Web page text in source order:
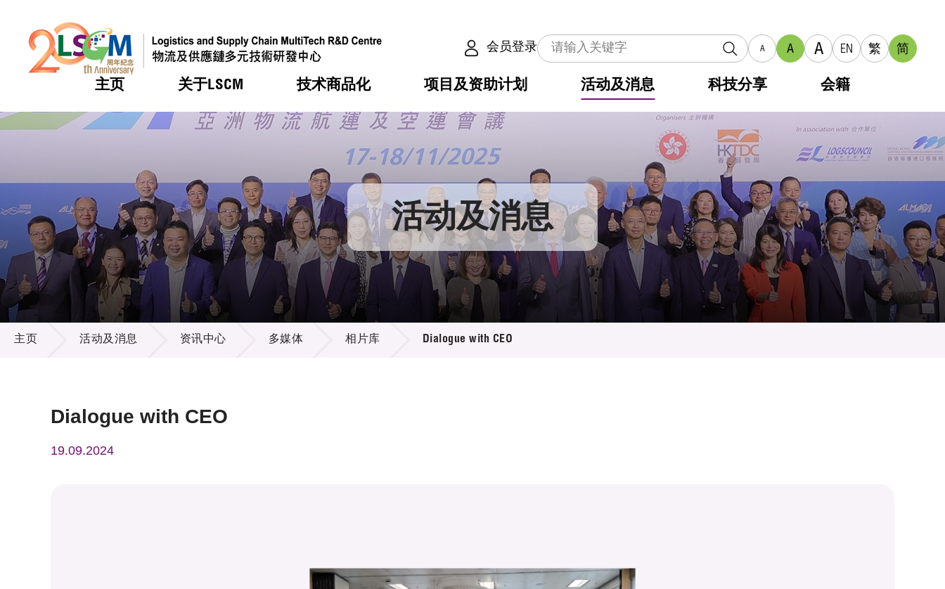
会员登录 A A A EN 繁 简
主页 关于LSCM
热门 机构简介
组织架构
组织架构
董事局
研究顾问
招标通告
技术商品化
热门 服务
可获授权之技术
应用于公共服务之创新技术
重点项目
项目及资助计划
热门 合作计划
资助计划
资助计划
税务优惠
申请
评审
征求研发项目计划书
项目资料库
活动及消息
热门 活动
奖项
新闻中心
媒体报导
新闻稿
资讯中心
多媒体
出版刊物
科技分享 会籍
热门 会籍及服务
会员列表
会员登入 活动及消息
活动及消息
主页 活动及消息 资讯中心 多媒体 相片库 Dialogue with CEO
Dialogue with CEO
19.09.2024